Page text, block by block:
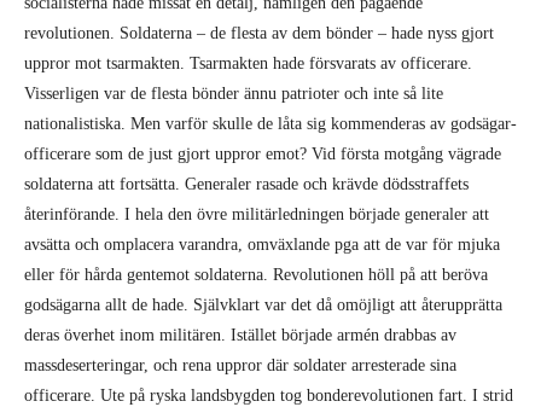
revolutionen. Soldaterna – de flesta av dem bönder – hade nyss gjort
uppror mot tsarmakten. Tsarmakten hade försvarats av officerare.
Visserligen var de flesta bönder ännu patrioter och inte så lite
nationalistiska. Men varför skulle de låta sig kommenderas av godsägar-
officerare som de just gjort uppror emot? Vid första motgång vägrade
soldaterna att fortsätta. Generaler rasade och krävde dödsstraffets
återinförande. I hela den övre militärledningen började generaler att
avsätta och omplacera varandra, omväxlande pga att de var för mjuka
eller för hårda gentemot soldaterna. Revolutionen höll på att beröva
godsägarna allt de hade. Självklart var det då omöjligt att återupprätta
deras överhet inom militären. Istället började armén drabbas av
massdeserteringar, och rena uppror där soldater arresterade sina
officerare. Ute på ryska landsbygden tog bonderevolutionen fart. I strid